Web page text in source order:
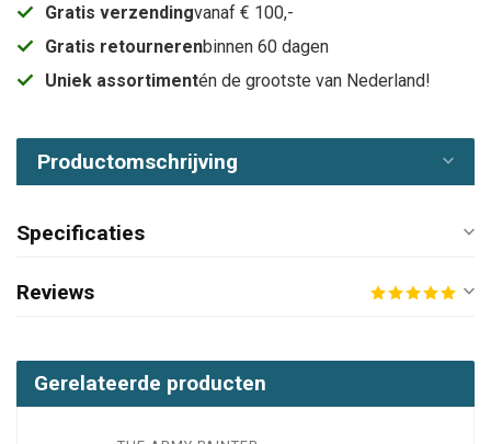
Gratis verzendingvanaf € 100,-
Gratis retournerenbinnen 60 dagen
Uniek assortimentén de grootste van Nederland!
Productomschrijving
Specificaties
Reviews
Gerelateerde producten